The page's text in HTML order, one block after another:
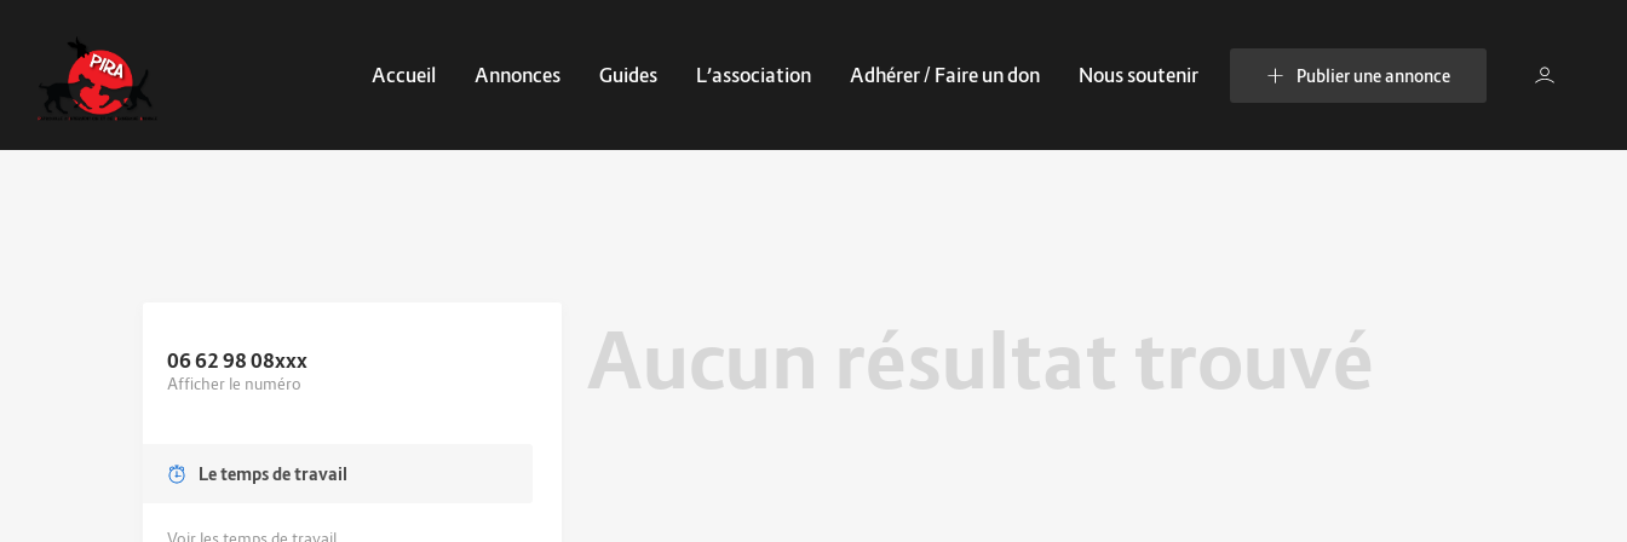
Accueil Annonces Guides L’association Adhérer / Faire un don Nous soutenir Publier une annonce
06 62 98 08xxx
Afficher le numéro
Le temps de travail
Aucun résultat trouvé